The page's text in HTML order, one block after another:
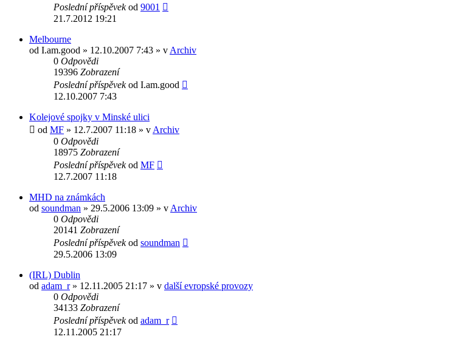
Poslední příspěvekod 9001
21.7.2012 19:21
Melbourne
od I.am.good » 12.10.2007 7:43 » v Archiv
0 Odpovědi
19396 Zobrazení
Poslední příspěvekod I.am.good
12.10.2007 7:43
Kolejové spojky v Minské ulici
od MF » 12.7.2007 11:18 » v Archiv
0 Odpovědi
18975 Zobrazení
Poslední příspěvekod MF
12.7.2007 11:18
MHD na známkách
od soundman » 29.5.2006 13:09 » v Archiv
0 Odpovědi
20141 Zobrazení
Poslední příspěvekod soundman
29.5.2006 13:09
(IRL) Dublin
od adam_r» 12.11.2005 21:17 » v další evropské provozy
0 Odpovědi
34133 Zobrazení
Poslední příspěvekod adam_r
12.11.2005 21:17